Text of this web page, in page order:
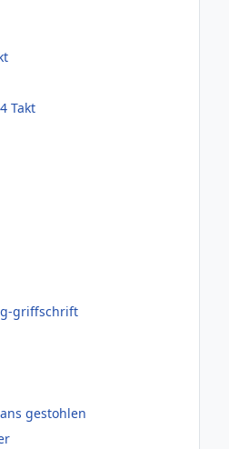
Takt
griffschrift
gestohlen